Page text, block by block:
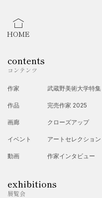
HOME
contents
コンテンツ
作家
作品
画廊
イベント
動画
武蔵野美術大学特集
完売作家 2025
クローズアップ
アートセレクション
作家インタビュー
exhibitions
展覧会